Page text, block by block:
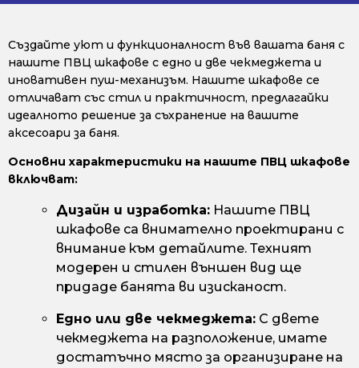
Създайте уют и функционалност във вашата баня с
нашите ПВЦ шкафове с едно и две чекмеджета и
иновативен пуш-механизъм. Нашите шкафове се
отличават със стил и практичност, предлагайки
идеалното решение за съхранение на вашите
аксесоари за баня.
Основни характеристики на нашите ПВЦ шкафове
включват:
Дизайн и изработка: Нашите ПВЦ
шкафове са внимателно проектирани с
внимание към детайлите. Техният
модерен и стилен външен вид ще
придаде банята ви изисканост.
Едно или две чекмеджета: С двете
чекмеджета на разположение, имате
достатъчно място за организиране на